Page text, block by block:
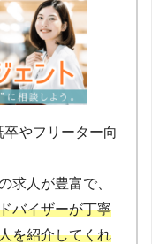
やフリーター向
求人が豊富で、
バイザーが丁寧
を紹介してくれ